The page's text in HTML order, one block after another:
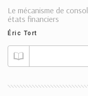
Le mécanisme de
états financiers
Éric Tort